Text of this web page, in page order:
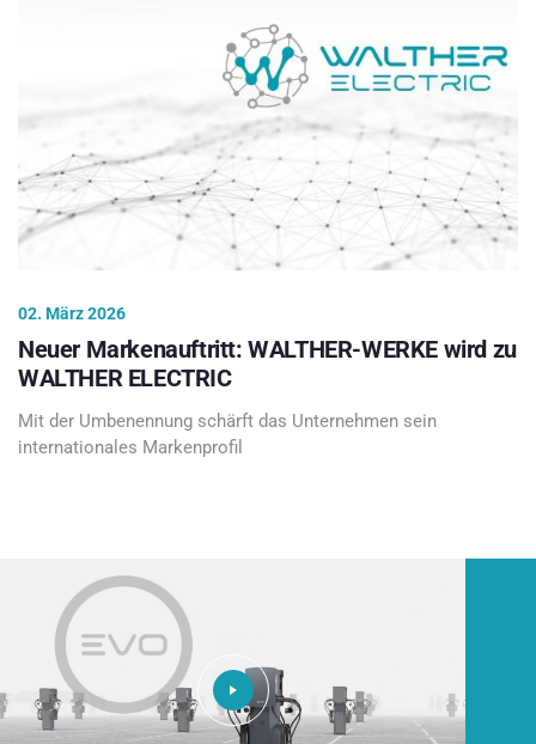
02. März 2026
Neuer Markenauftritt: WALTHER-WERKE wird zu
WALTHER ELECTRIC
Mit der Umbenennung schärft das Unternehmen sein
internationales Markenprofil